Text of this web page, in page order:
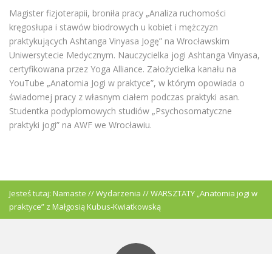
Magister fizjoterapii, broniła pracy „Analiza ruchomości
kręgosłupa i stawów biodrowych u kobiet i mężczyzn
praktykujących Ashtanga Vinyasa Jogę” na Wrocławskim
Uniwersytecie Medycznym. Nauczycielka jogi Ashtanga Vinyasa,
certyfikowana przez Yoga Alliance. Założycielka kanału na
YouTube „Anatomia Jogi w praktyce”, w którym opowiada o
świadomej pracy z własnym ciałem podczas praktyki asan.
Studentka podyplomowych studiów „Psychosomatyczne
praktyki jogi” na AWF we Wrocławiu.
Jesteś tutaj: Namaste //Wydarzenia //WARSZTATY „Anatomia jogi w
praktyce” z Małgosią Kubus-Kwiatkowską